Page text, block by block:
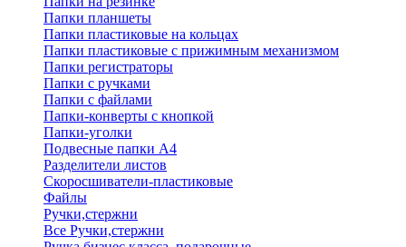
Папки планшеты
Папки пластиковые на кольцах
Папки пластиковые с прижимным механизмом
Папки регистраторы
Папки с ручками
Папки с файлами
Папки-конверты с кнопкой
Папки-уголки
Подвесные папки А4
Разделители листов
Скоросшиватели-пластиковые
Файлы
Ручки,стержни
Все Ручки,стержни